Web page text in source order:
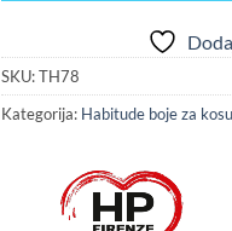
SKU:TH78
Kategorija: Habitude boje za kosu